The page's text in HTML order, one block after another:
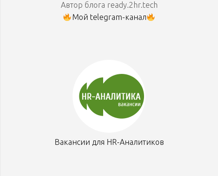
Автор блога ready.2hr.tech
Мой telegram-канал
Вакансии для HR-Аналитиков